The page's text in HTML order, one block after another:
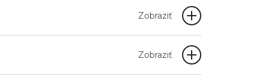
Zobraziť
Zobraziť